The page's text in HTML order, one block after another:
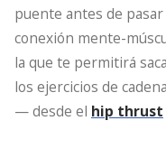
puente antes de
conexión mente-
la que te permitirá
los ejercicios de
— desde el hip thrust